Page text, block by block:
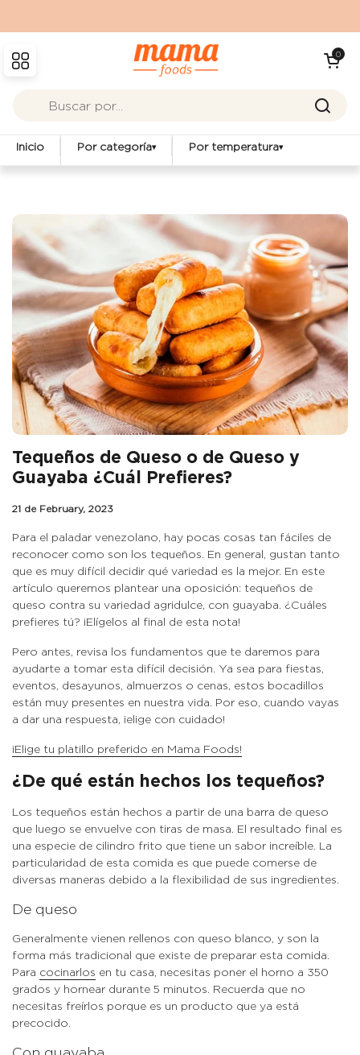
Abrir menú
Abrir0
Inicio Por categoría▾ Por temperatura▾
Tequeños de Queso o de Queso y
Guayaba ¿Cuál Prefieres?
21 de February, 2023
Para el paladar venezolano, hay pocas cosas tan fáciles de
reconocer como son los tequeños. En general, gustan tanto
que es muy difícil decidir qué variedad es la mejor. En este
artículo queremos plantear una oposición: tequeños de
queso contra su variedad agridulce, con guayaba. ¿Cuáles
prefieres tú? ¡Elígelos al final de esta nota!
Pero antes, revisa los fundamentos que te daremos para
ayudarte a tomar esta difícil decisión. Ya sea para fiestas,
eventos, desayunos, almuerzos o cenas, estos bocadillos
están muy presentes en nuestra vida. Por eso, cuando vayas
a dar una respuesta, ¡elige con cuidado!
¡Elige tu platillo preferido en Mama Foods!
¿De qué están hechos los tequeños?
Los tequeños están hechos a partir de una barra de queso
que luego se envuelve con tiras de masa. El resultado final es
una especie de cilindro frito que tiene un sabor increíble. La
particularidad de esta comida es que puede comerse de
diversas maneras debido a la flexibilidad de sus ingredientes.
De queso
Generalmente vienen rellenos con queso blanco, y son la
forma más tradicional que existe de preparar esta comida.
Para cocinarlos en tu casa, necesitas poner el horno a 350
grados y hornear durante 5 minutos. Recuerda que no
necesitas freírlos porque es un producto que ya está
precocido.